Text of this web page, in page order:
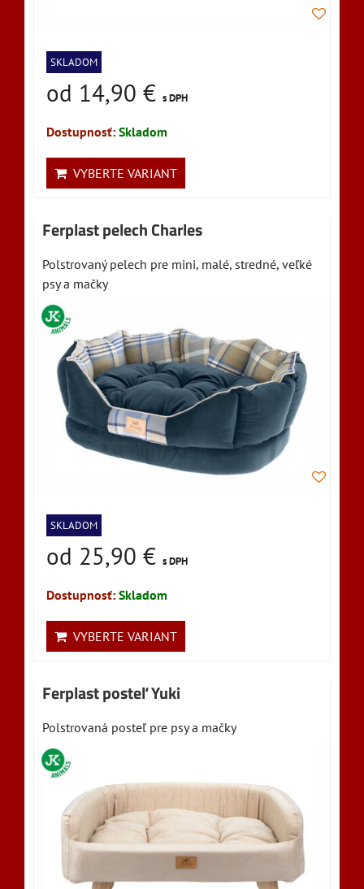
SKLADOM
od 14,90 € s DPH
Dostupnosť: Skladom
VYBERTE VARIANT
Ferplast pelech Charles
Polstrovaný pelech pre mini, malé, stredné, veľké
psy a mačky
SKLADOM
od 25,90 € s DPH
Dostupnosť: Skladom
VYBERTE VARIANT
Ferplast posteľ Yuki
Polstrovaná posteľ pre psy a mačky